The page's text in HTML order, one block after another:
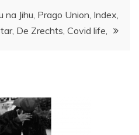
na Jihu, Prago Union, Index,
De Zrechts, Covid life,